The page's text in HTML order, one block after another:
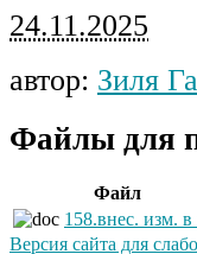
24.11.2025
автор: Зиля
Файлы для
Файл
158.внес. изм. в
Версия сайта для